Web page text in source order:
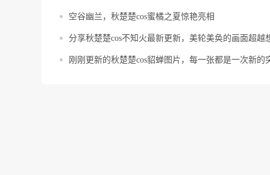
空谷幽兰，秋楚楚cos蜜橘之夏惊艳亮相
分享秋楚楚cos不知火最新更新，美轮美奂的画面超越
刚刚更新的秋楚楚cos貂蝉图片，每一张都是一次新的